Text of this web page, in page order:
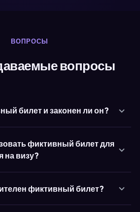
ВОПРОСЫ
вопросы
билет и законен ли он?
фиктивный билет для
на визу?
фиктивный билет?